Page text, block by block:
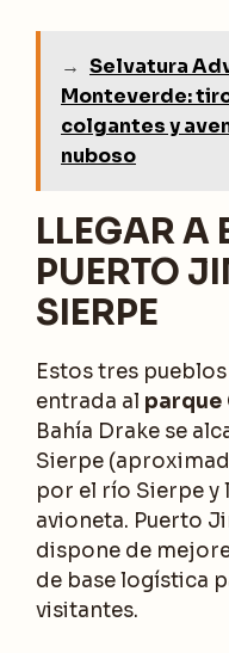
→ Selvatura
Monteverde:
colgantes y
nuboso
LLEGAR A
PUERTO
SIERPE
Estos tres
entrada al parque
Bahía Drake se
Sierpe
por el río Sierpe y
avioneta. Puerto
dispone de
de base logística
visitantes.